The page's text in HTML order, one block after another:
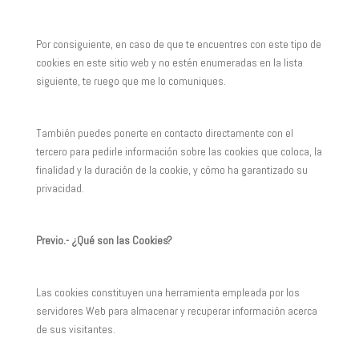
Por consiguiente, en caso de que te encuentres con este tipo de
cookies en este sitio web y no estén enumeradas en la lista
siguiente, te ruego que me lo comuniques.
También puedes ponerte en contacto directamente con el
tercero para pedirle información sobre las cookies que coloca, la
finalidad y la duración de la cookie, y cómo ha garantizado su
privacidad.
Previo.- ¿Qué son las Cookies?
Las cookies constituyen una herramienta empleada por los
servidores Web para almacenar y recuperar información acerca
de sus visitantes.